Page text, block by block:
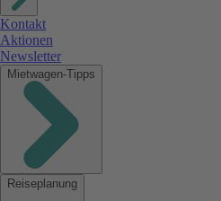
Kontakt
Aktionen
Newsletter
Mietwagen-Tipps
Reiseplanung